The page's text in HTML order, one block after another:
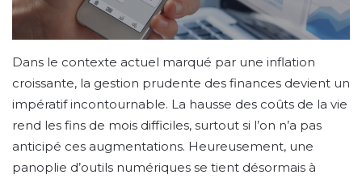
Dans le contexte actuel marqué par une inflation
croissante, la gestion prudente des finances devient un
impératif incontournable. La hausse des coûts de la vie
rend les fins de mois difficiles, surtout si l’on n’a pas
anticipé ces augmentations. Heureusement, une
panoplie d’outils numériques se tient désormais à